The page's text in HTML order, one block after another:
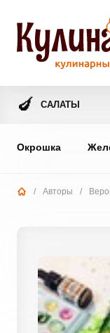
🍆 САЛАТЫ
Окрошка
/ Авторы /